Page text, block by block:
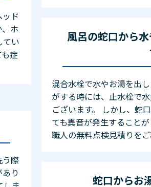
ド
ホ
てい
症
風呂の蛇口から
混合水栓で水やお湯を出
がする時には、止水栓で
ございます。 しかし、蛇
ても異音が発生すること
職人の無料点検見積りを
う際
り
蛇口からお